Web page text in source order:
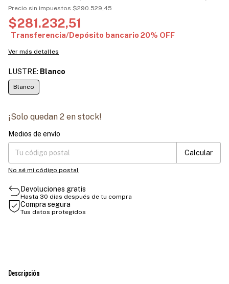
Precio sin impuestos $290.529,45
$281.232,51
Ver más detalles
LUSTRE: Blanco
Blanco
¡Solo quedan 2 en stock!
Entregas para el CP:
Medios de envío
Calcular
No sé mi código postal
Devoluciones gratis
Hasta 30 días después de tu compra
Compra segura
Tus datos protegidos
Descripción